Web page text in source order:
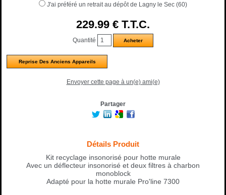
J'ai préféré un retrait au dépôt de Lagny le Sec (60)
229.99 € T.T.C.
Quantité
Reprise Des Anciens Appareils
Envoyer cette page à un(e) ami(e)
Partager
Détails Produit
Kit recyclage insonorisé pour hotte murale
Avec un déflecteur insonorisé et deux filtres à charbon
monoblock
Adapté pour la hotte murale Pro'line 7300